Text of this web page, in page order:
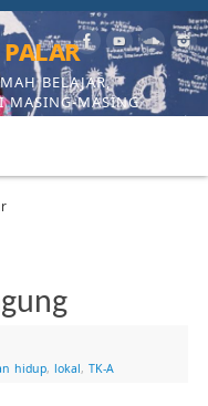
palar
BELAJAR,
MASING-MASING
hidup, lokal, TK-A